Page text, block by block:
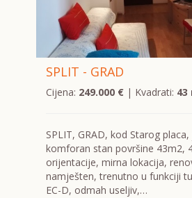
SPLIT - GRAD
Cijena: 249.000 €| Kvadrati: 43
SPLIT, GRAD, kod Starog
komforan stan površine 43m2,
orijentacije, mirna lokacija,
namješten, trenutno u funkciji
EC-D, odmah useljiv,…